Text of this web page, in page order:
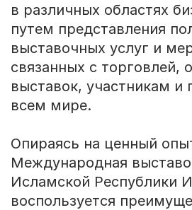
в различных областях
путем представления
выставочных услуг и
связанных с торговлей,
выставок, участникам и
всем мире.
Опираясь на ценный
Международная
Исламской Республики
воспользуется